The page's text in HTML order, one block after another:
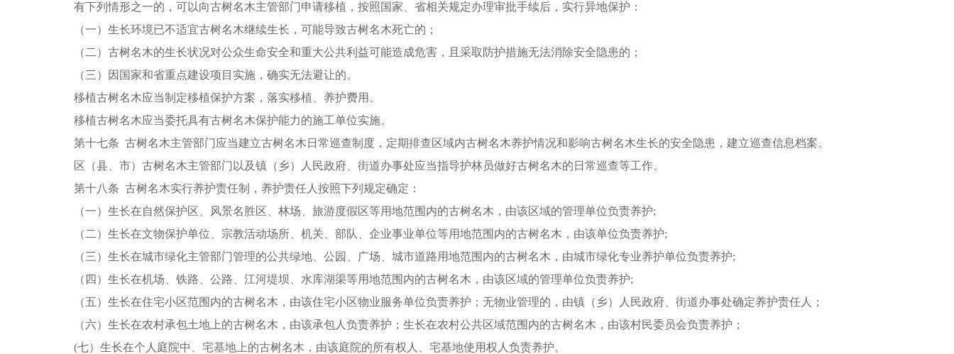
有下列情形之一的，可以向古树名木主管部门申请移植，按照国家、省相关规定办理审批手续后，实行异地保护：
（一）生长环境已不适宜古树名木继续生长，可能导致古树名木死亡的；
（二）古树名木的生长状况对公众生命安全和重大公共利益可能造成危害，且采取防护措施无法消除安全隐患的；
（三）因国家和省重点建设项目实施，确实无法避让的。
移植古树名木应当制定移植保护方案，落实移植、养护费用。
移植古树名木应当委托具有古树名木保护能力的施工单位实施。
第十七条 古树名木主管部门应当建立古树名木日常巡查制度，定期排查区域内古树名木养护情况和影响古树名木生长的安全隐患，建立巡查信息档案。
区（县、市）古树名木主管部门以及镇（乡）人民政府、街道办事处应当指导护林员做好古树名木的日常巡查等工作。
第十八条 古树名木实行养护责任制，养护责任人按照下列规定确定：
（一）生长在自然保护区、风景名胜区、林场、旅游度假区等用地范围内的古树名木，由该区域的管理单位负责养护;
（二）生长在文物保护单位、宗教活动场所、机关、部队、企业事业单位等用地范围内的古树名木，由该单位负责养护;
（三）生长在城市绿化主管部门管理的公共绿地、公园、广场、城市道路用地范围内的古树名木，由城市绿化专业养护单位负责养护;
（四）生长在机场、铁路、公路、江河堤坝、水库湖渠等用地范围内的古树名木，由该区域的管理单位负责养护;
（五）生长在住宅小区范围内的古树名木，由该住宅小区物业服务单位负责养护；无物业管理的，由镇（乡）人民政府、街道办事处确定养护责任人；
（六）生长在农村承包土地上的古树名木，由该承包人负责养护；生长在农村公共区域范围内的古树名木，由该村民委员会负责养护；
(七）生长在个人庭院中、宅基地上的古树名木，由该庭院的所有权人、宅基地使用权人负责养护。